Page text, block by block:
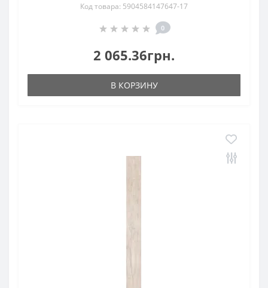
Код товара: 5904584147647-17
0
2 065.36грн.
В КОРЗИНУ